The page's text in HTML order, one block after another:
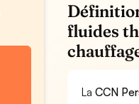
fluides
LaCCN